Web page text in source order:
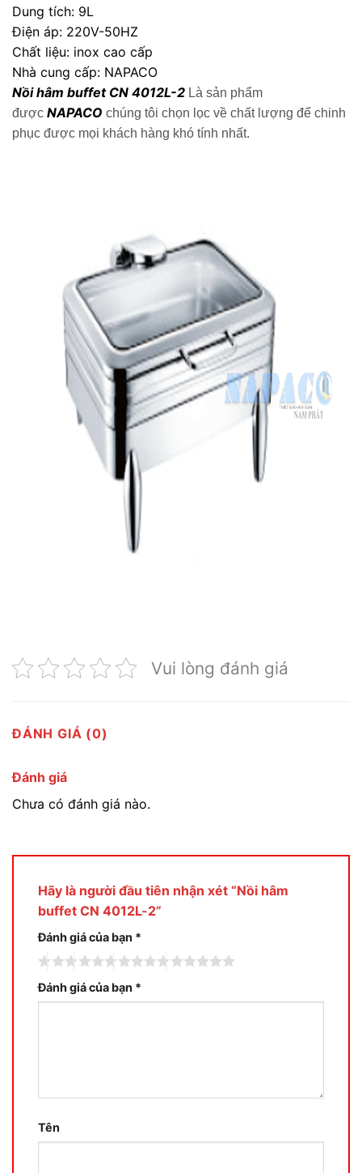
Dung tích: 9L
Điện áp: 220V-50HZ
Chất liệu: inox cao cấp
Nhà cung cấp: NAPACO
Nồi hâm buffet CN 4012L-2 Là sản phẩm
được NAPACO chúng tôi chọn lọc về chất lượng để chinh
phục được mọi khách hàng khó tính nhất.
Vui lòng đánh giá
ĐÁNH GIÁ (0)
Đánh giá
Chưa có đánh giá nào.
Hãy là người đầu tiên nhận xét “Nồi hâm
buffet CN 4012L-2”
Đánh giá của bạn *
Đánh giá của bạn *
Tên